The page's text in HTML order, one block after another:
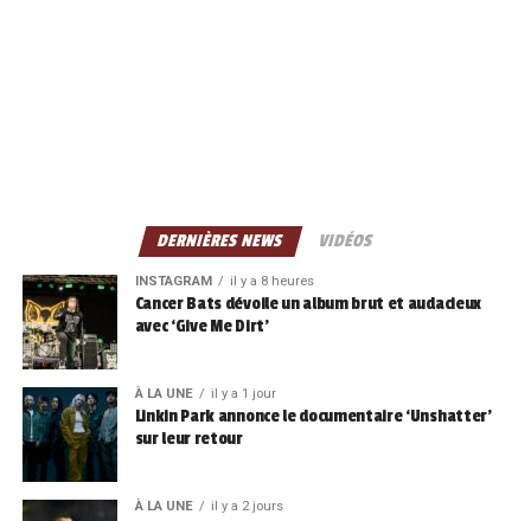
DERNIÈRES NEWS VIDÉOS
INSTAGRAM il y a 8 heures
Cancer Bats dévoile un album brut et audacieux
avec ‘Give Me Dirt’
À LA UNE il y a 1 jour
Linkin Park annonce le documentaire ‘Unshatter’
sur leur retour
À LA UNE il y a 2 jours